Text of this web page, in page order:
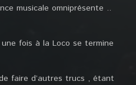
musicale omniprésente ..
fois à la Loco se termine
faire d’autres trucs , étant